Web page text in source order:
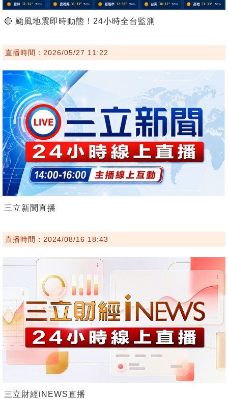
🔴 颱風地震即時動態！24小時全台監測
直播時間：2026/05/27 11:22
三立新聞直播
直播時間：2024/08/16 18:43
三立財經iNEWS直播